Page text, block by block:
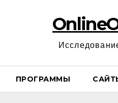
ПРОГРАММЫ